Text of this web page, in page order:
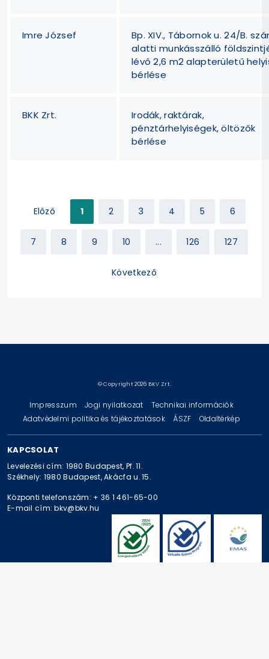
Imre József
Bp. XIV., Tábornok u. 24/B.
alatti munkásszálló
lévő 2,6 m2 alapterületű
bérlése
BKK Zrt.
Irodák, raktárak,
pénztárhelyiségek, öltözők
bérlése
Előző 1 2 3 4 5 6
7 8 9 10 ... 126 127
Következő
© Copyright 2026 BKV Zrt.
Impresszum Jogi nyilatkozat
Technikai információk
Adatvédelmi politika és tájékoztatások
ÁSZF Oldaltérkép
KAPCSOLAT
Levelezési cím: 1980 Budapest, Pf. 11.
Székhely: 1980 Budapest, Akácfa u. 15.
Központi telefonszám: + 36 1 461-65-00
E-mail cím: bkv@bkv.hu